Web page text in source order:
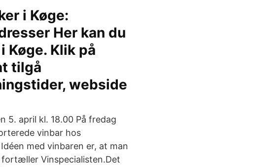
i Køge:
Her kan du
Klik på
tilgå
webside
5. april kl. 18.00 På fredag
vinbar hos
med vinbaren er, at man
fortæller Vinspecialisten.Det